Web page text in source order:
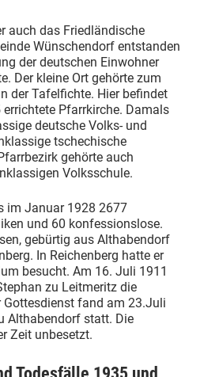
auch das Friedländische
Wünschendorf entstanden
der deutschen Einwohner
Der kleine Ort gehörte zum
der Tafelfichte. Hier befindet
Pfarrkirche. Damals
deutsche Volks- und
tschechische
gehörte auch
Volksschule.
im Januar 1928 2677
und 60 konfessionslose.
gebürtig aus Althabendorf
In Reichenberg hatte er
besucht. Am 16. Juli 1911
zu Leitmeritz die
Gottesdienst fand am 23.Juli
Althabendorf statt. Die
Zeit unbesetzt.